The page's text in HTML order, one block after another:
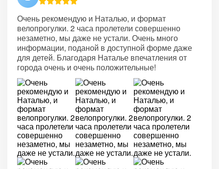
Очень рекомендую и Наталью, и формат
велопрогулки. 2 часа пролетели совершенно
незаметно, мы даже не устали. Очень много
информации, поданой в доступной форме даже
для детей. Благодаря Наталье впечатления от
города очень и очень положительные!